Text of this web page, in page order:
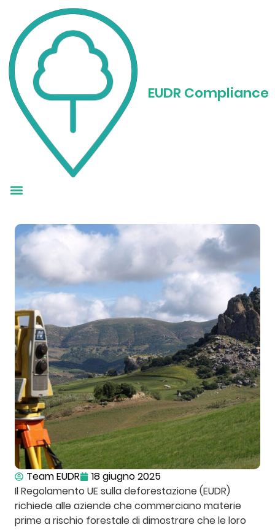
EUDR Compliance
Software EUDR:
Strumenti per la
conformità alle
norme UE sulla
deforestazione
Team EUDR
18 giugno 2025
Il Regolamento UE sulla deforestazione (EUDR)
richiede alle aziende che commerciano materie
prime a rischio forestale di dimostrare che le loro